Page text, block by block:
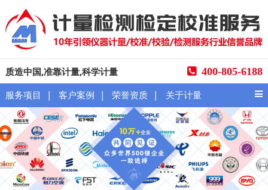
质造中国,准靠计量,科学计量 400-805-6188
服务项目 | 客户案例 | 荣誉资质 | 关于计量